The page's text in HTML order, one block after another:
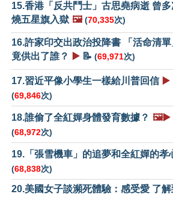
15.香港「反共鬥士」古思堯病逝 曾
燒五星旗入獄 🖼️ (70,335次)
16.許家印交出政治投降書 「活命清
竟供出了誰？
▶️ 📝 (69,971次)
17.習近平像小學生一樣給川普回信 ▶️
(69,846次)
18.誰偷了全紅嬋身體發育數據？ 🖼️▶️
(68,972次)
19.「張雪機車」的追夢和全紅嬋的孝
(68,838次)
20.美國女子談瀕死體驗：感受愛 了解